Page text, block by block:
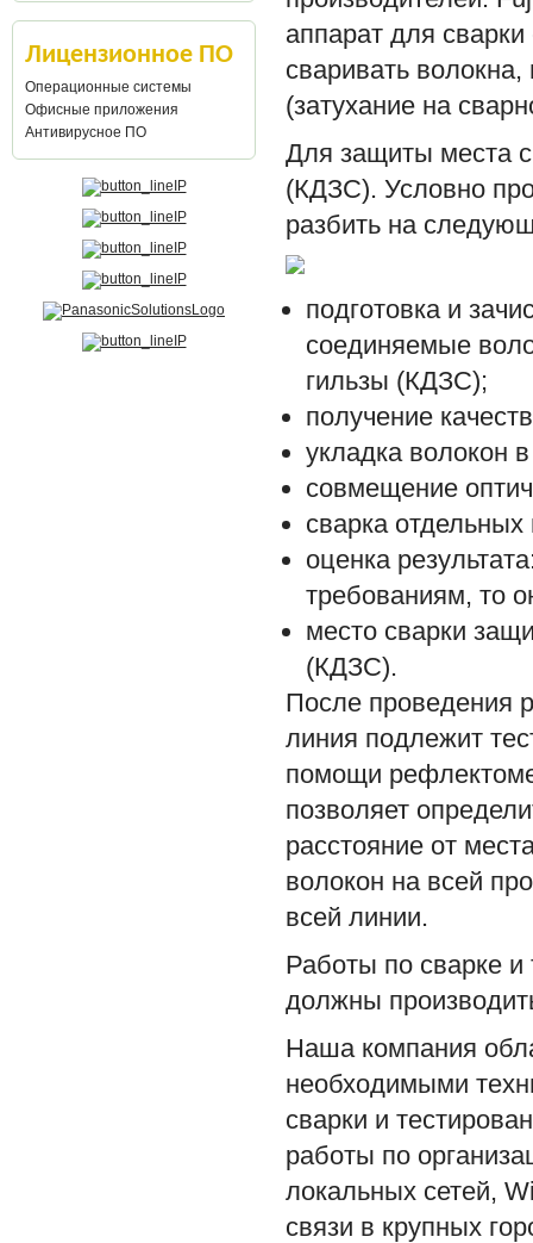
Лицензионное ПО
Операционные системы
Офисные приложения
Антивирусное ПО
аппарат для сварки
сваривать
(затухание на
Для защиты места
(КДЗС). Условно
разбить на
подготовка и
соединяемые
гильзы (КДЗС);
получение
укладка волокон
совмещение
сварка отдельных
оценка
требованиям, то
место сварки
(КДЗС).
После проведения
линия подлежит
помощи
позволяет
расстояние от
волокон на всей
всей линии.
Работы по сварке
должны
Наша компания
необходимыми
сварки и
работы по
локальных сетей,
связи в крупных